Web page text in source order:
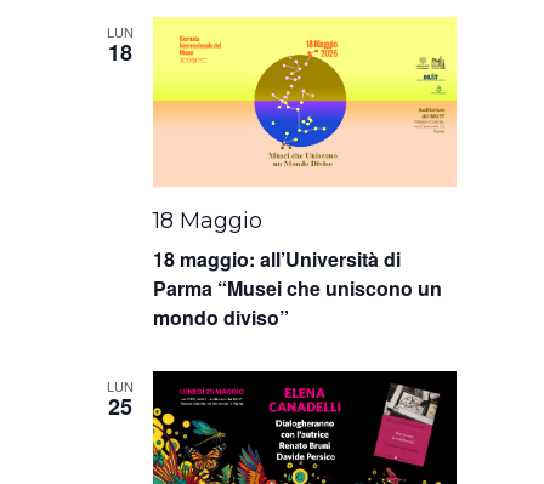
LUN
18
18 maggio: all’Università di
Parma “Musei che uniscono un
mondo diviso”
18 Maggio
LUN
25